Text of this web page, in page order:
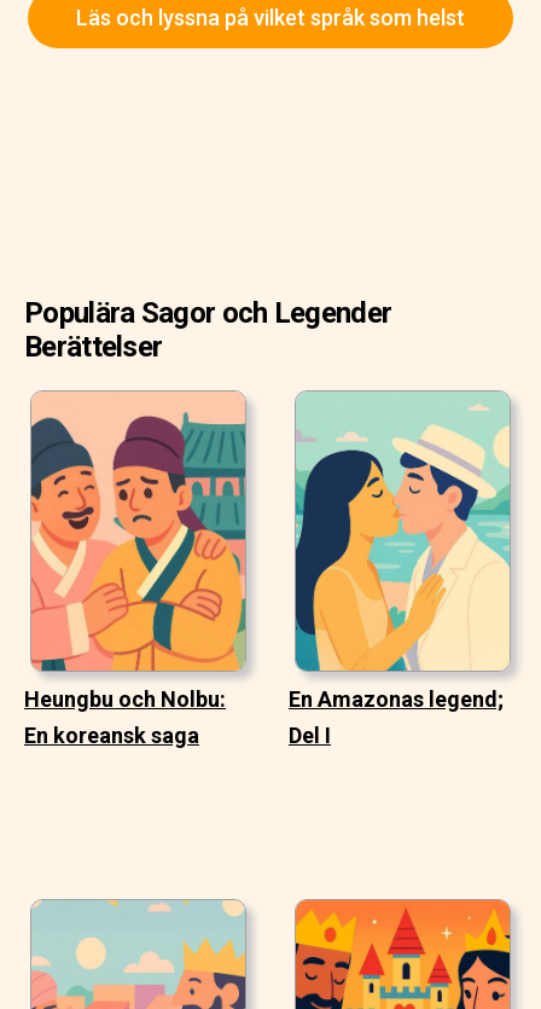
henne.Läs och lyssna på vilket språk som helst
Populära Sagor och Legender
Berättelser
Heungbu och Nolbu:
En koreansk saga
En Amazonas legend;
Del I